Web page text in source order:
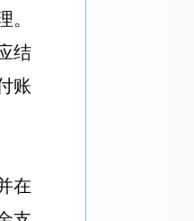
。
结
账
在